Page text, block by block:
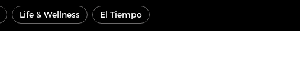
Life & Wellness El Tiempo